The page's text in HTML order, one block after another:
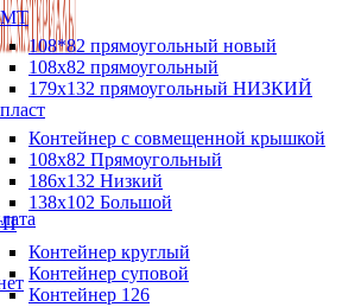
108*82 прямоугольный новый
108х82 прямоугольный
179х132 прямоугольный НИЗКИЙ
Контейнер с совмещенной крышкой
108х82 Прямоугольный
186х132 Низкий
138х102 Большой
Контейнер круглый
Контейнер суповой
Контейнер 126